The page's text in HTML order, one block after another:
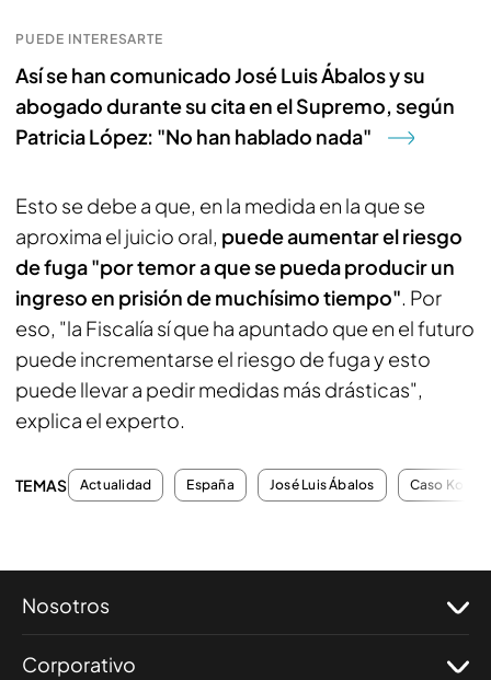
PUEDE INTERESARTE
Así se han comunicado José Luis Ábalos y su
abogado durante su cita en el Supremo, según
Patricia López: "No han hablado nada"
Esto se debe a que, en la medida en la que se
aproxima el juicio oral, puede aumentar el riesgo
de fuga "por temor a que se pueda producir un
ingreso en prisión de muchísimo tiempo". Por
eso, "la Fiscalía sí que ha apuntado que en el futuro
puede incrementarse el riesgo de fuga y esto
puede llevar a pedir medidas más drásticas",
explica el experto.
TEMAS Actualidad España José Luis Ábalos Caso Koldo
Nosotros
Corporativo